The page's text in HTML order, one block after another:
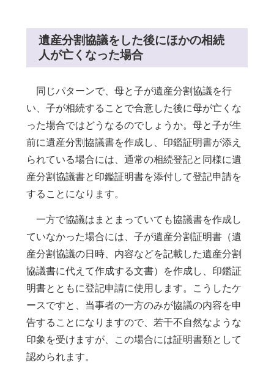
遺産分割協議をした後にほかの相続
人が亡くなった場合
同じパターンで、母と子が遺産分割協議を行
い、子が相続することで合意した後に母が亡くな
った場合ではどうなるのでしょうか。母と子が生
前に遺産分割協議書を作成し、印鑑証明書が添え
られている場合には、通常の相続登記と同様に遺
産分割協議書と印鑑証明書を添付して登記申請を
することになります。
一方で協議はまとまっていても協議書を作成し
ていなかった場合には、子が遺産分割証明書（遺
産分割協議の日時、内容などを記載した遺産分割
協議書に代えて作成する文書）を作成し、印鑑証
明書とともに登記申請に使用します。こうしたケ
ースですと、当事者の一方のみが協議の内容を申
告することになりますので、若干不自然なような
印象を受けますが、この場合には証明書類として
認められます。